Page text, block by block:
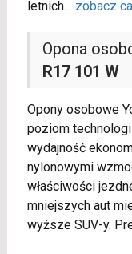
letnich... zobacz
Opona
R17 101 W
Opony osobowe
poziom
wydajność
nylonowymi
właściwości
mniejszych aut
wyższe SUV-y.